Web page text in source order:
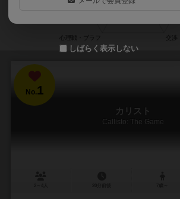
No.1
カリスト
Callisto: The Game
しばらく表示しない